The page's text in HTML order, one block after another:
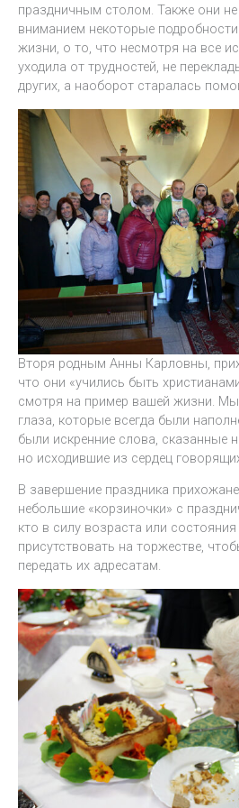
праздничным столом. Также они
вниманием некоторые
жизни, о то, что несмотря на все
уходила от трудностей, не
других, а наоборот старалась
Вторя родным Анны Карловны,
что они «учились быть
смотря на пример вашей жизни.
глаза, которые всегда были
были искренние слова, сказанные
но исходившие из сердец
В завершение праздника
небольшие «корзиночки» с
кто в силу возраста или
присутствовать на торжестве,
передать их адресатам.